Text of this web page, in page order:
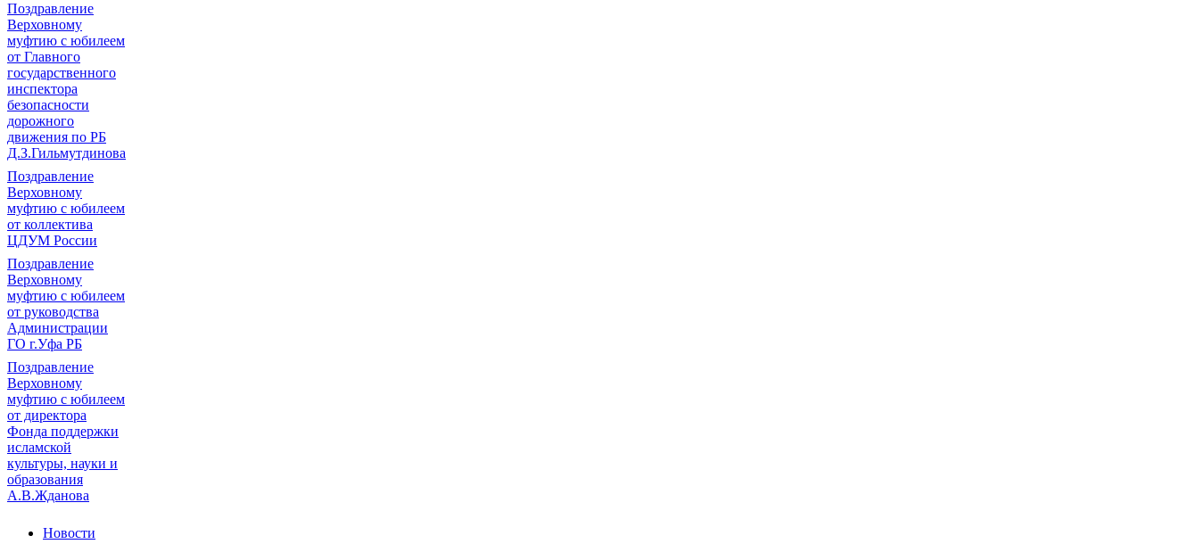
Поздравление
Верховному
муфтию с юбилеем
от Главного
государственного
инспектора
безопасности
дорожного
движения по РБ
Д.З.Гильмутдинова
Поздравление
Верховному
муфтию с юбилеем
от коллектива
ЦДУМ России
Поздравление
Верховному
муфтию с юбилеем
от руководства
Администрации
ГО г.Уфа РБ
Поздравление
Верховному
муфтию с юбилеем
от директора
Фонда поддержки
исламской
культуры, науки и
образования
А.В.Жданова
Новости